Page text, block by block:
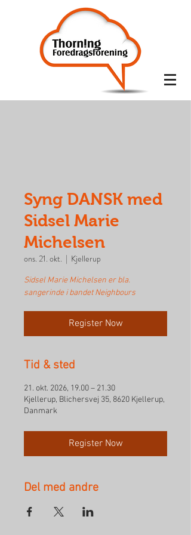
Syng DANSK med
Sidsel Marie
Michelsen
ons. 21. okt.
  |
Kjellerup
Sidsel Marie Michelsen er bla.
sangerinde i bandet Neighbours
Register Now
Tid & sted
21. okt. 2026, 19.00 – 21.30
Kjellerup, Blichersvej 35, 8620 Kjellerup,
Danmark
Register Now
Del med andre